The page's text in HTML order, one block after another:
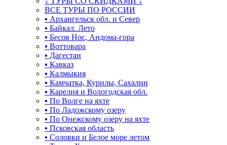
ВСЕ ТУРЫ ПО РОССИИ
▪ Архангельск обл. и Север
▪ Байкал. Лето
▪ Бесов Нос, Андома-гора
▪ Воттовара
▪ Дагестан
▪ Кавказ
▪ Калмыкия
▪ Камчатка, Курилы, Сахалин
▪ Карелия и Вологодская обл.
▪ По Волге на яхте
▪ По Ладожскому озеру
▪ По Онежскому озеру на яхте
▪ Псковская область
▪ Соловки и Белое море летом